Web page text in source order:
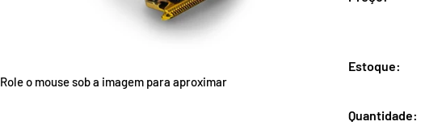
Role o mouse sob a imagem para aproximar
Estoque:
Quantidade: